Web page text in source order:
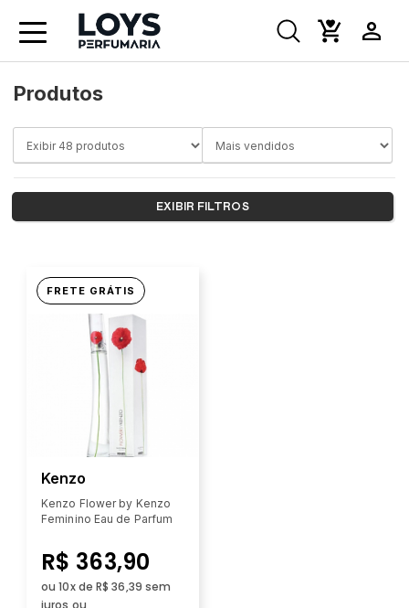
Produtos
EXIBIR FILTROS
FRETE GRÁTIS
Kenzo
Kenzo Flower by Kenzo
Feminino Eau de Parfum
R$ 363,90
ou 10x de R$ 36,39 sem